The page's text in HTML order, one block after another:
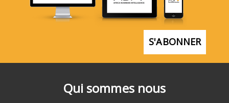
Qui sommes nous
S'ABONNER